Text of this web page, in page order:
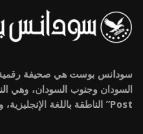
سودانس بوست هي صحيفة رقمية
Post” الناطقة باللغة الإنجليزية، وتُنشر بالكامل باللغة العربية.